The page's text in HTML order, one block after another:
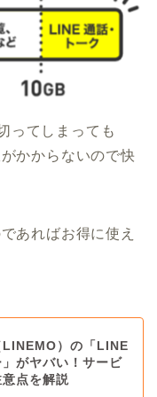
ってしまっても
かからないので快
あればお得に使え
LINEMO）の「LINE
がヤバい！サービ
点を解説